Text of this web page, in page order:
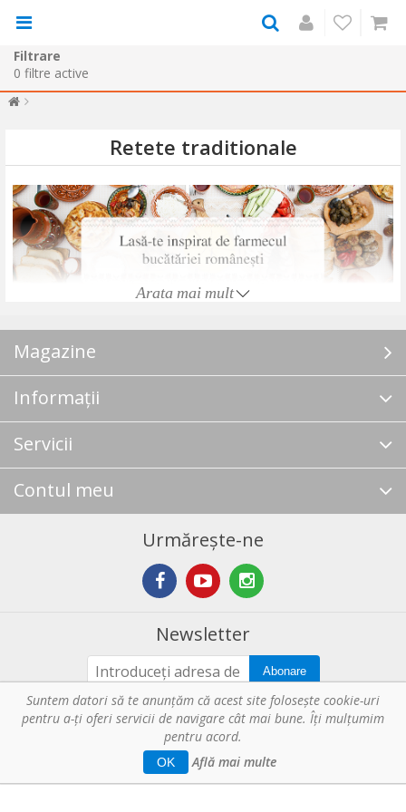
Filtrare
0 filtre active
Retete traditionale
Cartofi copţi cu usturoi
şi rozmarin
Saramură de peşte
Budincă de cartofi la
cuptor
Arata mai mult
Magazine
Informații
Servicii
Contul meu
Urmărește-ne
Newsletter
Abonare
Copyright © 2026 Horeca - Pentru profesionistii din bucatarie. Toate
drepturile rezervate.
Web Solution byTronn Software
Suntem datori să te anunţăm că acest site foloseşte cookie-uri
pentru a-ți oferi servicii de navigare cât mai bune. Îţi mulțumim
pentru acord.
OK Află mai multe